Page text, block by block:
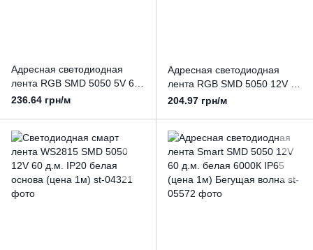
Адресная светодиодная
лента RGB SMD 5050 5V 60
д.м. IP20 WS2812b (цена
236.64 грн/м
Адресная светодиодная
лента RGB SMD 5050 12V 60
д.м. 3LED IP20 WS2811
204.97 грн/м